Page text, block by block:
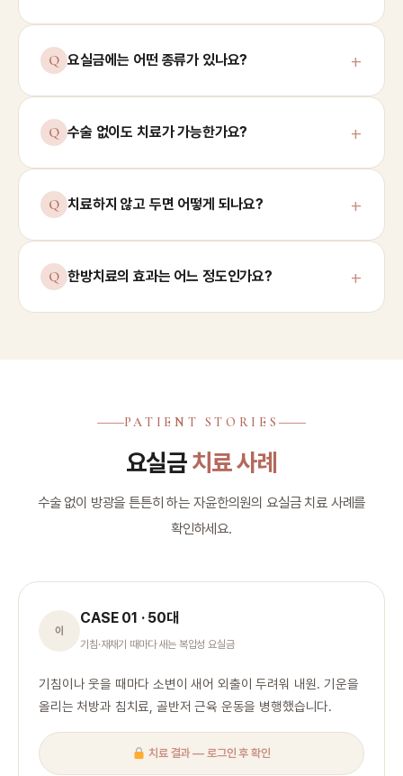
요실금에는 어떤 종류가 있나요?
수술 없이도 치료가 가능한가요?
치료하지 않고 두면 어떻게 되나요?
한방치료의 효과는 어느 정도인가요?
PATIENT STORIES
요실금치료 사례
수술 없이 방광을 튼튼히 하는 자윤한의원의 요실금 치료 사례를
확인하세요.
이
CASE 01 · 50대
기침·재채기 때마다 새는 복압성 요실금
기침이나 웃을 때마다 소변이 새어 외출이 두려워 내원. 기운을
올리는 처방과 침치료, 골반저 근육 운동을 병행했습니다.
치료 결과 — 로그인 후 확인